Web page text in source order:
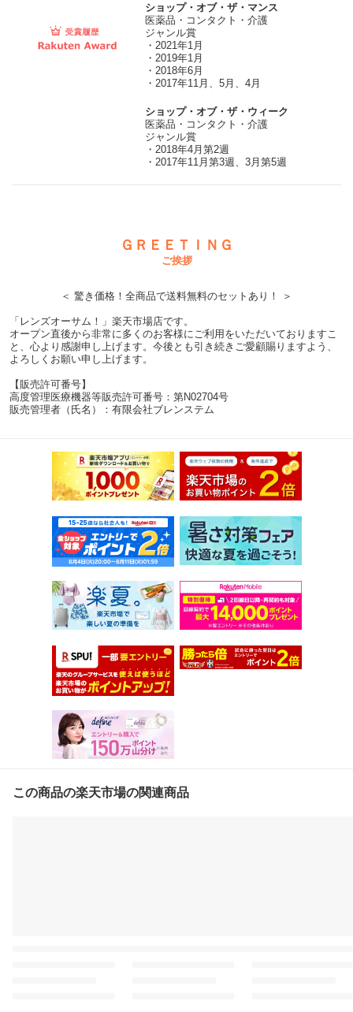
ショップ・オブ・ザ・マンス
医薬品・コンタクト・介護
ジャンル賞
・2021年1月
・2019年1月
・2018年6月
・2017年11月、5月、4月
ショップ・オブ・ザ・ウィーク
医薬品・コンタクト・介護
ジャンル賞
・2018年4月第2週
・2017年11月第3週、3月第5週
ＧＲＥＥＴＩＮＧ
ご挨拶
＜ 驚き価格！全商品で送料無料のセットあり！ ＞
「レンズオーサム！」楽天市場店です。
オープン直後から非常に多くのお客様にご利用をいただいておりますこ
と、心より感謝申し上げます。今後とも引き続きご愛顧賜りますよう、
よろしくお願い申し上げます。
【販売許可番号】
高度管理医療機器等販売許可番号：第N02704号
販売管理者（氏名）：有限会社ブレンステム
この商品の楽天市場の関連商品